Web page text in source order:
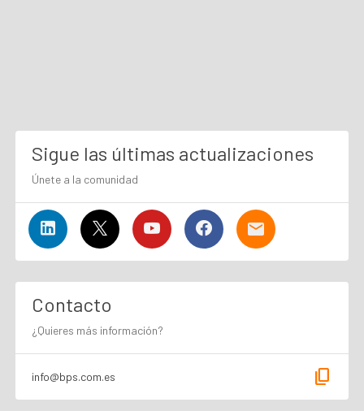
Sigue las últimas actualizaciones
Únete a la comunidad
Contacto
¿Quieres más información?
info@bps.com.es content_copy